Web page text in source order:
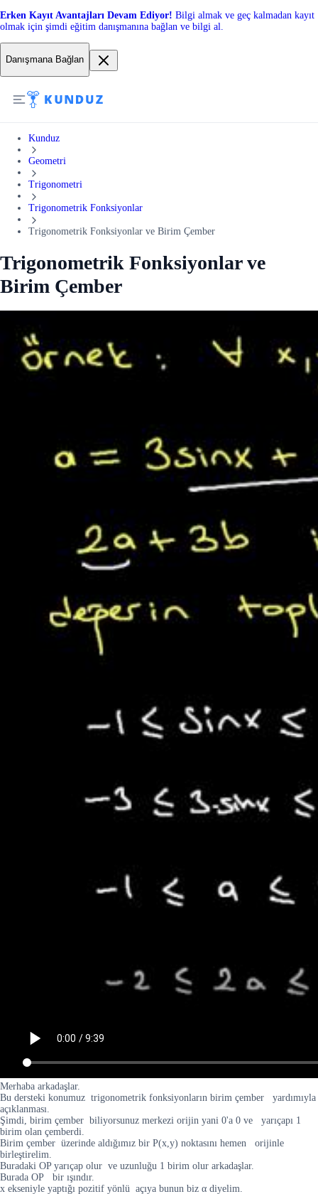
Erken Kayıt Avantajları Devam Ediyor! Bilgi almak ve geç kalmadan kayıt
olmak için şimdi eğitim danışmanına bağlan ve bilgi al.
Danışmana Bağlan
Kunduz
Geometri
Trigonometri
Trigonometrik Fonksiyonlar
Trigonometrik Fonksiyonlar ve Birim Çember
Trigonometrik Fonksiyonlar ve
Birim Çember
Merhaba arkadaşlar.
Bu dersteki konumuz trigonometrik fonksiyonların birim çember yardımıyla
açıklanması.
Şimdi, birim çember biliyorsunuz merkezi orijin yani 0'a 0 ve yarıçapı 1
birim olan çemberdi.
Birim çember üzerinde aldığımız bir P(x,y) noktasını hemen orijinle
birleştirelim.
Buradaki OP yarıçap olur ve uzunluğu 1 birim olur arkadaşlar.
Burada OP bir ışındır.
x ekseniyle yaptığı pozitif yönlü açıya bunun biz α diyelim.